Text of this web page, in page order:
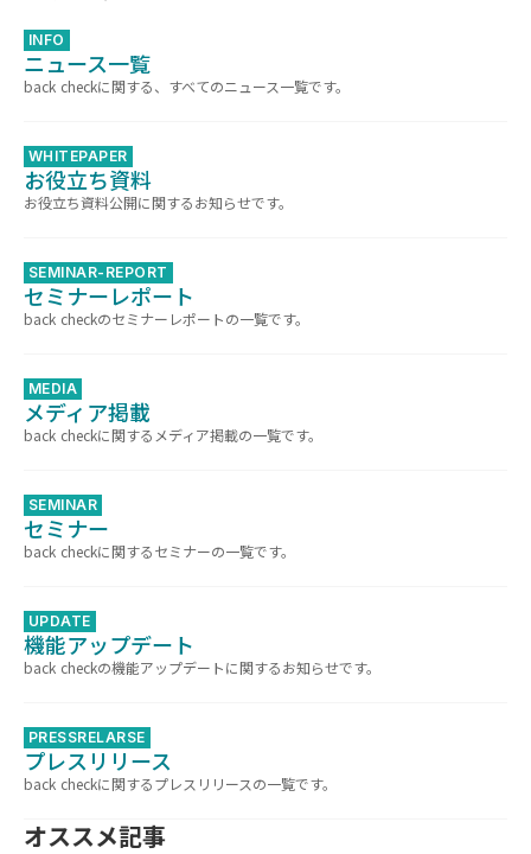
INFO
ニュース一覧
back checkに関する、すべてのニュース一覧です。
WHITEPAPER
お役立ち資料
お役立ち資料公開に関するお知らせです。
SEMINAR-REPORT
セミナーレポート
back checkのセミナーレポートの一覧です。
MEDIA
メディア掲載
back checkに関するメディア掲載の一覧です。
SEMINAR
セミナー
back checkに関するセミナーの一覧です。
UPDATE
機能アップデート
back checkの機能アップデートに関するお知らせです。
PRESSRELARSE
プレスリリース
back checkに関するプレスリリースの一覧です。
オススメ記事